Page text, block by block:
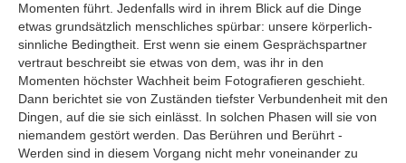
Momenten führt. Jedenfalls wird in ihrem Blick auf die Dinge
etwas grundsätzlich menschliches spürbar: unsere körperlich-
sinnliche Bedingtheit. Erst wenn sie einem Gesprächspartner
vertraut beschreibt sie etwas von dem, was ihr in den
Momenten höchster Wachheit beim Fotografieren geschieht.
Dann berichtet sie von Zuständen tiefster Verbundenheit mit den
Dingen, auf die sie sich einlässt. In solchen Phasen will sie von
niemandem gestört werden. Das Berühren und Berührt -
Werden sind in diesem Vorgang nicht mehr voneinander zu